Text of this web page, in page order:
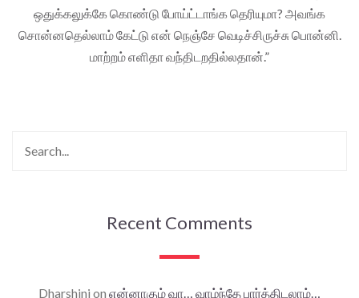
ஒதுக்கலுக்கே கொண்டு போய்ட்டாங்க தெரியுமா? அவங்க
சொன்னதெல்லாம் கேட்டு என் நெஞ்சே வெடிச்சிருச்சு பொன்னி.
மாற்றம் எளிதா வந்திடறதில்லதான்.”
Recent Comments
Dharshini on என்னாகும் வா… வாழ்ந்தே பார்த்திடலாம்…